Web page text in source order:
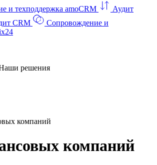
и техподдержка amoCRM
Аудит
CRM
Сопровождение и
решения
компаний
компаний